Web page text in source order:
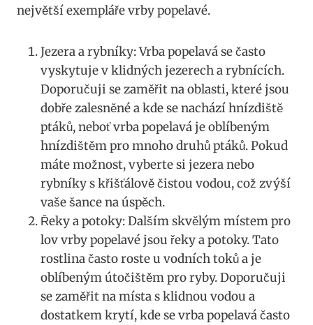
největší exempláře‍ vrby popelavé.
Jezera a ‍rybníky: Vrba popelavá se často
vyskytuje v ⁤klidných jezerech a rybnících.
Doporučuji se zaměřit na oblasti, ​které jsou
dobře ‍zalesněné a kde se nachází hnízdiště
ptáků, neboť vrba popelavá‍ je oblíbeným
⁢hnízdištěm pro mnoho ⁤druhů ptáků. Pokud
máte možnost, vyberte si‍ jezera nebo
rybníky s křišťálově čistou vodou, což zvýší
vaše šance na úspěch.
Řeky a potoky: Dalším ⁢skvělým místem‍ pro
lov vrby popelavé jsou ‍řeky a ​potoky. Tato
rostlina často roste u ‌vodních toků a je ​
oblíbeným útočištěm pro ryby. Doporučuji
se zaměřit na​ místa s klidnou vodou ​a
dostatkem ‌krytí, kde se vrba popelavá ​často